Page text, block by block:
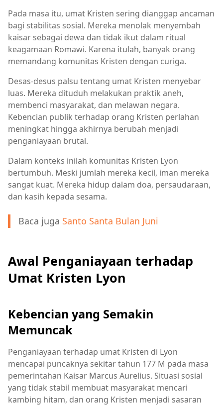
Pada masa itu, umat Kristen sering dianggap ancaman
bagi stabilitas sosial. Mereka menolak menyembah
kaisar sebagai dewa dan tidak ikut dalam ritual
keagamaan Romawi. Karena itulah, banyak orang
memandang komunitas Kristen dengan curiga.
Desas-desus palsu tentang umat Kristen menyebar
luas. Mereka dituduh melakukan praktik aneh,
membenci masyarakat, dan melawan negara.
Kebencian publik terhadap orang Kristen perlahan
meningkat hingga akhirnya berubah menjadi
penganiayaan brutal.
Dalam konteks inilah komunitas Kristen Lyon
bertumbuh. Meski jumlah mereka kecil, iman mereka
sangat kuat. Mereka hidup dalam doa, persaudaraan,
dan kasih kepada sesama.
Baca juga Santo Santa Bulan Juni
Awal Penganiayaan terhadap
Umat Kristen Lyon
Kebencian yang Semakin
Memuncak
Penganiayaan terhadap umat Kristen di Lyon
mencapai puncaknya sekitar tahun 177 M pada masa
pemerintahan Kaisar Marcus Aurelius. Situasi sosial
yang tidak stabil membuat masyarakat mencari
kambing hitam, dan orang Kristen menjadi sasaran